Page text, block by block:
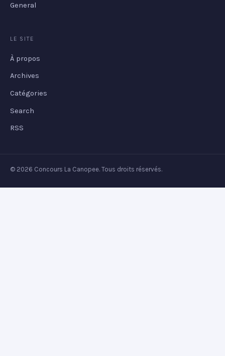
General
LE SITE
À propos
Archives
Catégories
Search
RSS
© 2026 Concours La Canopee. Tous droits réservés.